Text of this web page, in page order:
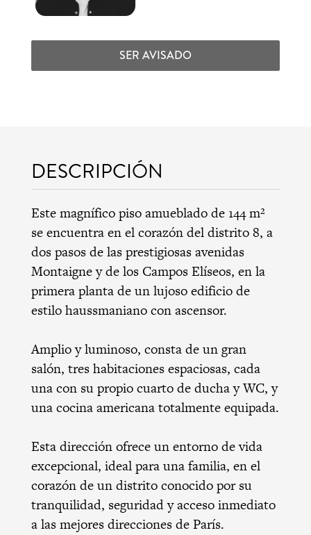
SER AVISADO
DESCRIPCIÓN
Este magnífico piso amueblado de 144 m²
se encuentra en el corazón del distrito 8, a
dos pasos de las prestigiosas avenidas
Montaigne y de los Campos Elíseos, en la
primera planta de un lujoso edificio de
estilo haussmaniano con ascensor.
Amplio y luminoso, consta de un gran
salón, tres habitaciones espaciosas, cada
una con su propio cuarto de ducha y WC, y
una cocina americana totalmente equipada.
Esta dirección ofrece un entorno de vida
excepcional, ideal para una familia, en el
corazón de un distrito conocido por su
tranquilidad, seguridad y acceso inmediato
a las mejores direcciones de París.